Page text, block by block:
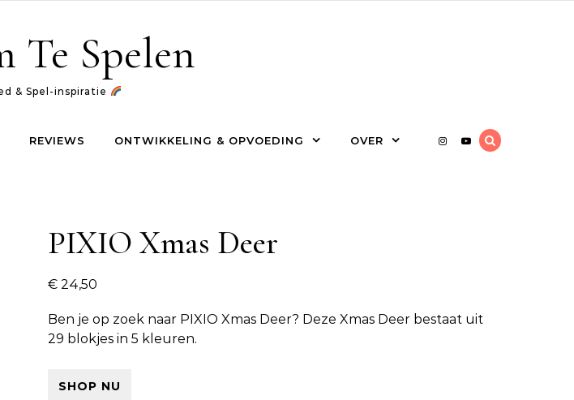
Te Spelen
& Spel-inspiratie
REVIEWS ONTWIKKELING & OPVOEDING OVER
PIXIO Xmas Deer
€ 24,50
Ben je op zoek naar PIXIO Xmas Deer? Deze Xmas Deer bestaat uit
29 blokjes in 5 kleuren.
SHOP NU